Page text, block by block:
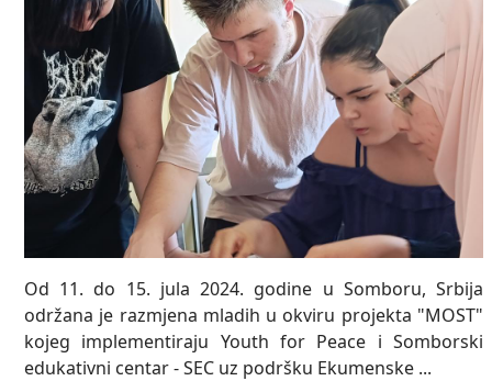
Od 11. do 15. jula 2024. godine u Somboru, Srbija
održana je razmjena mladih u okviru projekta "MOST"
kojeg implementiraju Youth for Peace i Somborski
edukativni centar - SEC uz podršku Ekumenske ...